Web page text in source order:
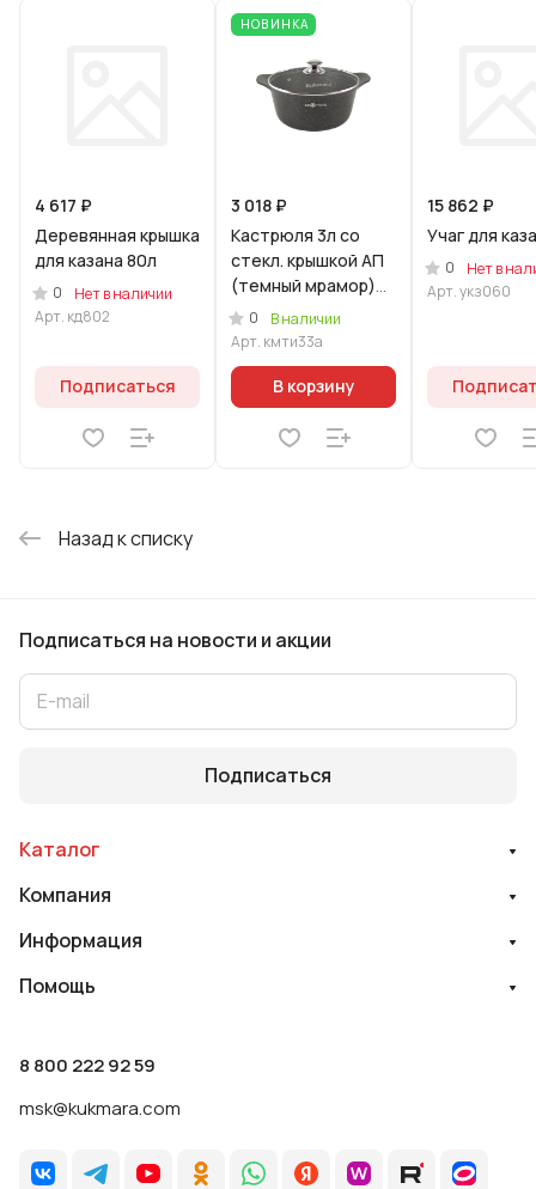
4 617 ₽
Деревянная крышка
для казана 80л
0
Нет в наличии
Арт. кд802
Подписаться
НОВИНКА
3 018 ₽
Кастрюля 3л со
стекл. крышкой АП
(темный мрамор)
линия "Мраморная
Индукционная"
0
В наличии
Арт. кмти33а
В корзину
15 862 ₽
Учаг для
0
Нет в
Арт.укз060
Назад к списку
Подписаться на новости и акции
Подписаться
Каталог
Компания
Информация
Помощь
8 800 222 92 59
msk@kukmara.com